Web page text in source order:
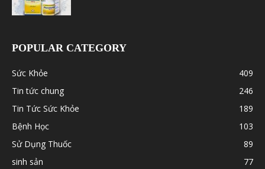
POPULAR CATEGORY
Sức Khỏe
409
Tin tức chung
246
Tin Tức Sức Khỏe
189
Bệnh Học
103
Sử Dụng Thuốc
89
sinh sản
77